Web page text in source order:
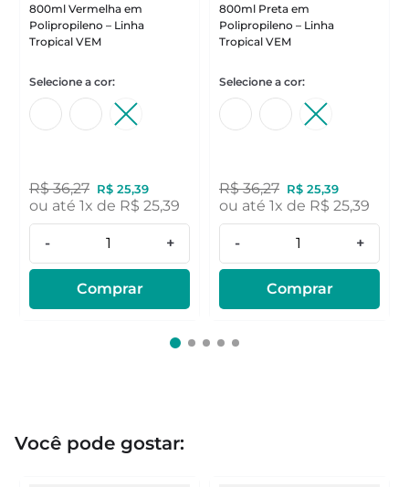
800ml Vermelha em
Polipropileno – Linha
Tropical VEM
R$ 36,27 R$ 25,39
ou até 1x de R$ 25,39
- +
Comprar
800ml Preta em
Polipropileno – Linha
Tropical VEM
R$ 36,27 R$ 25,39
ou até 1x de R$ 25,39
- +
Comprar
Você pode gostar: